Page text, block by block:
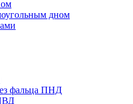
дном
фальца ПНД